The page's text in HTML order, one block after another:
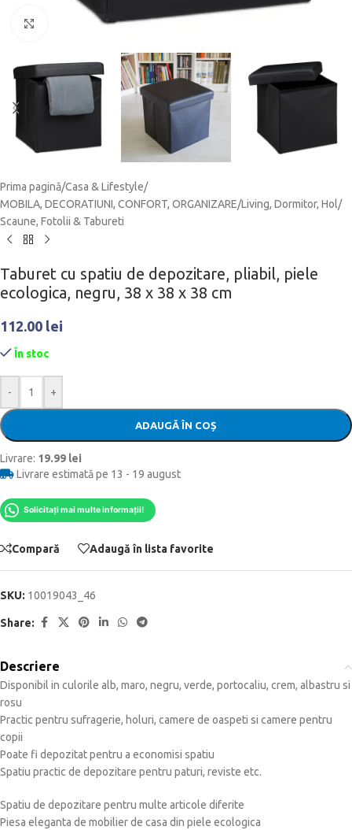
Click to enlarge
Prima pagină/Casa & Lifestyle/
MOBILA, DECORATIUNI, CONFORT, ORGANIZARE/Living, Dormitor, Hol/
Scaune, Fotolii & Tabureti
Taburet cu spatiu de depozitare, pliabil, piele
ecologica, negru, 38 x 38 x 38 cm
112.00 lei
În stoc
- +
ADAUGĂ ÎN COȘ
Livrare: 19.99 lei
Livrare estimată pe 13 - 19 august
Solicitați mai multe informații!
Compară Adaugă în lista favorite
SKU: 10019043_46
Share:
Descriere
Disponibil in culorile alb, maro, negru, verde, portocaliu, crem, albastru si
rosu
Practic pentru sufragerie, holuri, camere de oaspeti si camere pentru
copii
Poate fi depozitat pentru a economisi spatiu
Spatiu practic de depozitare pentru paturi, reviste etc.
Spatiu de depozitare pentru multe articole diferite
Piesa eleganta de mobilier de casa din piele ecologica